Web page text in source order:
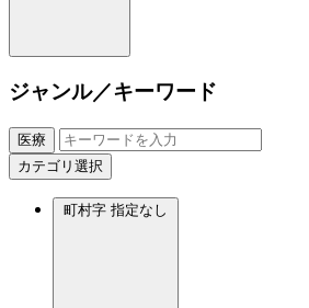
ジャンル／キーワード
医療
カテゴリ選択
町村字 指定なし